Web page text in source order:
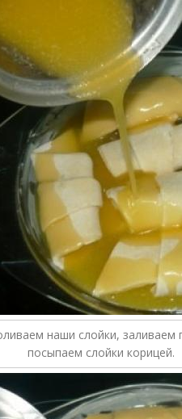
наши слойки, заливаем
посыпаем слойки корицей.